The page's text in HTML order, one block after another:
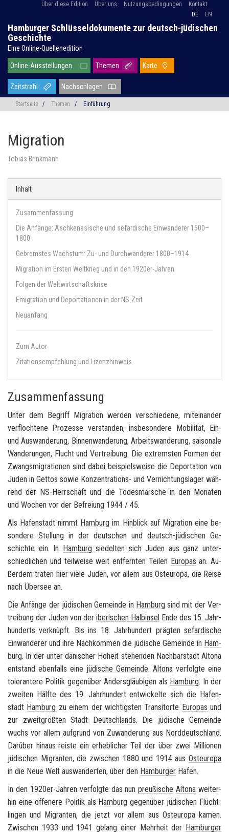
Über diese Edition Über uns Nutzungsbedingungen
Kontakt
DE
EN
Hamburger Schlüsseldokumente zur deutsch-jüdischen
Geschichte
Eine Online-Quellenedition
Online-Ausstellungen Themen Karte
Zeitstrahl Nachschlagen
Startseite / Themen / Einführung
Migration
Tobias Brinkmann
Inhalt
Zusammenfassung
Die Anfänge: Aschkenasische und sefardische Einwanderer 1500–
1800
Gebremstes Wachstum: Zu- und Durchwanderer 1800–1914
Migration im Ersten Weltkrieg und in den 1920er-Jahren
Folgen der Weltwirtschaftskrise
Emigration und Deportationen in der NS-Zeit
Neuanfang
Zum Autor
Zitationsempfehlung und Lizenzhinweis
Zusammenfassung
Unter dem Be­griff Mi­gra­ti­on wer­den ver­schie­de­ne, mit­ein­an­der
ver­floch­te­ne Pro­zes­se ver­stan­den, ins­be­son­de­re Mo­bi­li­tät, Ein-
und Aus­wan­de­rung, Bin­nen­wan­de­rung, Ar­beits­wan­de­rung, sai­so­na­le
Wan­de­run­gen, Flucht und Ver­trei­bung. Die ex­trems­ten For­men der
Zwangs­mi­gra­tio­nen sind dabei bei­spiels­wei­se die De­por­ta­ti­on von
Juden in Get­tos sowie Konzentrations-​ und Ver­nich­tungs­la­ger wäh­
rend der NS-​Herrschaft und die To­des­mär­sche in den Mo­na­ten
und Wo­chen vor der Be­frei­ung 1944 / 45.
Als Ha­fen­stadt nimmt Ham­burg im Hin­blick auf Mi­gra­ti­on eine be­
son­de­re Stel­lung in der deut­schen und deutsch-​jüdischen Ge­
schich­te ein. In Ham­burg sie­del­ten sich Juden aus ganz un­ter­
schied­li­chen und teil­wei­se weit ent­fern­ten Tei­len Eu­ro­pas an. Au­
ßer­dem tra­ten hier viele Juden, vor allem ausOst­eu­ro­pa, die Reise
nach Über­see an.
Die An­fän­ge der jü­di­schen Ge­mein­de in Ham­burg sind mit der Ver­
trei­bung der Juden von der ibe­ri­schen Halb­in­sel Ende des 15. Jahr­
hun­derts ver­knüpft. Bis ins 18. Jahr­hun­dert präg­ten se­far­di­sche
Ein­wan­de­rer und ihre Nach­kom­men die jü­di­sche Ge­mein­de in Ham­
burg. In der unter dä­ni­scher Ho­heit ste­hen­den Nach­bar­stadt Al­to­na
ent­stand eben­falls eine jü­di­sche Ge­mein­de. Al­to­na ver­folg­te eine
to­le­ran­te­re Po­li­tik ge­gen­über An­ders­gläu­bi­gen als Ham­burg. In der
zwei­ten Hälf­te des 19. Jahr­hun­dert ent­wi­ckel­te sich die Ha­fen­
stadt Ham­burg zu einem der wich­tigs­ten Tran­si­tor­te Eu­ro­pas und
zur zweit­größ­ten Stadt Deutsch­lands. Die jü­di­sche Ge­mein­de
wuchs vor allem auf­grund von Zu­wan­de­rung aus Nord­deutsch­land.
Dar­über hin­aus reis­te ein er­heb­li­cher Teil der über zwei Mil­lio­nen
jü­di­schen Mi­gran­ten, die zwi­schen 1880 und 1914 aus Ost­eu­ro­pa
in die Neue Welt aus­wan­der­ten, über den Ham­bur­ger Hafen.
In den 1920er-​Jahren ver­folg­te das nunpreu­ßi­sche Al­to­na wei­ter­
hin eine of­fe­ne­re Po­li­tik als Ham­burg ge­gen­über jü­di­schen Flücht­
lin­gen und Mi­gran­ten, die jetzt vor allem aus Ost­eu­ro­pakamen.
Zwi­schen 1933 und 1941 ge­lang einer Mehr­heit der Ham­bur­ger